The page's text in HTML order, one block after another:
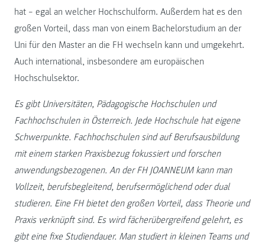
hat − egal an welcher Hochschulform. Außerdem hat es den
großen Vorteil, dass man von einem Bachelorstudium an der
Uni für den Master an die FH wechseln kann und umgekehrt.
Auch international, insbesondere am europäischen
Hochschulsektor.
Es gibt Universitäten, Pädagogische Hochschulen und
Fachhochschulen in Österreich. Jede Hochschule hat eigene
Schwerpunkte. Fachhochschulen sind auf Berufsausbildung
mit einem starken Praxisbezug fokussiert und forschen
anwendungsbezogenen. An der FH JOANNEUM kann man
Vollzeit, berufsbegleitend, berufsermöglichend oder dual
studieren. Eine FH bietet den großen Vorteil, dass Theorie und
Praxis verknüpft sind. Es wird fächerübergreifend gelehrt, es
gibt eine fixe Studiendauer. Man studiert in kleinen Teams und